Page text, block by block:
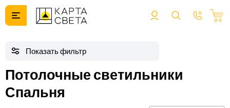
Потолочные светильники
Спальня